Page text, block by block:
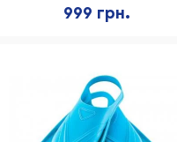
999 грн.